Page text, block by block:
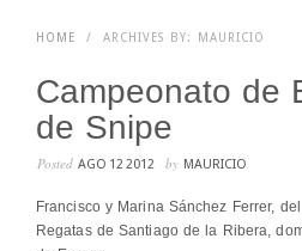
HOME / ARCHIVES BY: MAURICIO
Campeonato de
de Snipe
Posted AGO 12 2012 by MAURICIO
Francisco y Marina Sánchez Ferrer,
Regatas de Santiago de la Ribera,